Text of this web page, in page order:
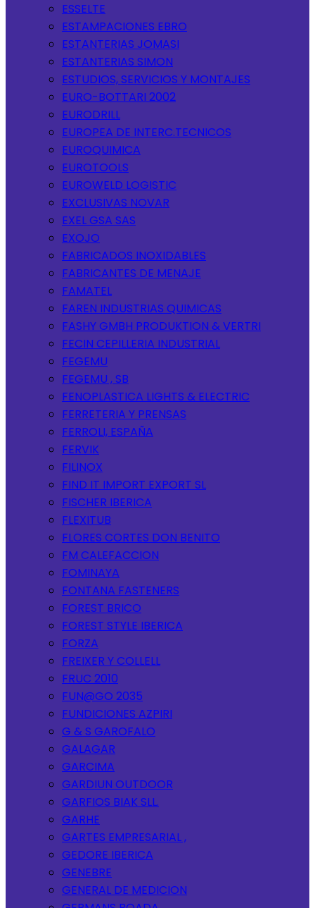
ESSELTE
ESTAMPACIONES EBRO
ESTANTERIAS JOMASI
ESTANTERIAS SIMON
ESTUDIOS, SERVICIOS Y MONTAJES
EURO-BOTTARI 2002
EURODRILL
EUROPEA DE INTERC.TECNICOS
EUROQUIMICA
EUROTOOLS
EUROWELD LOGISTIC
EXCLUSIVAS NOVAR
EXEL GSA SAS
EXOJO
FABRICADOS INOXIDABLES
FABRICANTES DE MENAJE
FAMATEL
FAREN INDUSTRIAS QUIMICAS
FASHY GMBH PRODUKTION & VERTRI
FECIN CEPILLERIA INDUSTRIAL
FEGEMU
FEGEMU , SB
FENOPLASTICA LIGHTS & ELECTRIC
FERRETERIA Y PRENSAS
FERROLI, ESPAÑA
FERVIK
FILINOX
FIND IT IMPORT EXPORT SL
FISCHER IBERICA
FLEXITUB
FLORES CORTES DON BENITO
FM CALEFACCION
FOMINAYA
FONTANA FASTENERS
FOREST BRICO
FOREST STYLE IBERICA
FORZA
FREIXER Y COLLELL
FRUC 2010
FUN@GO 2035
FUNDICIONES AZPIRI
G & S GAROFALO
GALAGAR
GARCIMA
GARDIUN OUTDOOR
GARFIOS BIAK SLL.
GARHE
GARTES EMPRESARIAL ,
GEDORE IBERICA
GENEBRE
GENERAL DE MEDICION